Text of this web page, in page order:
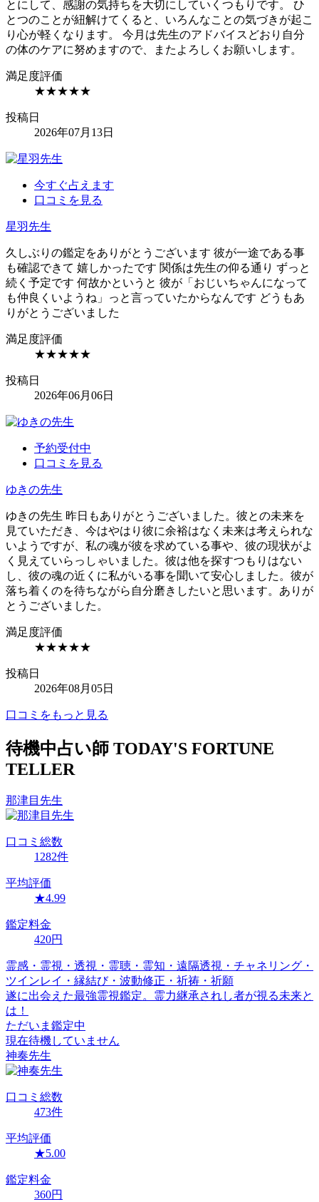
とにして、感謝の気持ちを大切にしていくつもりです。 ひ
とつのことが紐解けてくると、いろんなことの気づきが起こ
り心が軽くなります。 今月は先生のアドバイスどおり自分
の体のケアに努めますので、またよろしくお願いします。
満足度評価
★★★★★
投稿日
2026年07月13日
今すぐ占えます
口コミを見る
星羽 先生
久しぶりの鑑定をありがとうございます 彼が一途である事
も確認できて 嬉しかったです 関係は先生の仰る通り ずっと
続く予定です 何故かというと 彼が「おじいちゃんになって
も仲良くいようね」っと言っていたからなんです どうもあ
りがとうございました
満足度評価
★★★★★
投稿日
2026年06月06日
予約受付中
口コミを見る
ゆきの先生
ゆきの先生 昨日もありがとうございました。彼との未来を
見ていただき、今はやはり彼に余裕はなく未来は考えられな
いようですが、私の魂が彼を求めている事や、彼の現状がよ
く見えていらっしゃいました。彼は他を探すつもりはない
し、彼の魂の近くに私がいる事を聞いて安心しました。彼が
落ち着くのを待ちながら自分磨きしたいと思います。ありが
とうございました。
満足度評価
★★★★★
投稿日
2026年08月05日
口コミをもっと見る
待機中占い師 TODAY'S FORTUNE
TELLER
那津目 先生
口コミ 総数
1282件
平均評価
★4.99
鑑定料金
420円
霊感・霊視・透視・霊聴・霊知・遠隔透視・チャネリング・
ツインレイ・縁結び・波動修正・祈祷・祈願
遂に出会えた最強霊視鑑定。霊力継承されし者が視る未来と
は！
ただいま鑑定中
現在待機していません
神奏先生
口コミ 総数
473件
平均評価
★5.00
鑑定料金
360円